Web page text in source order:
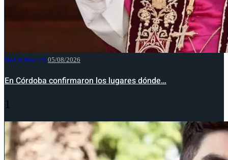
NACIONALES 05/08/2026
En Córdoba confirmaron los lugares dónde…
1